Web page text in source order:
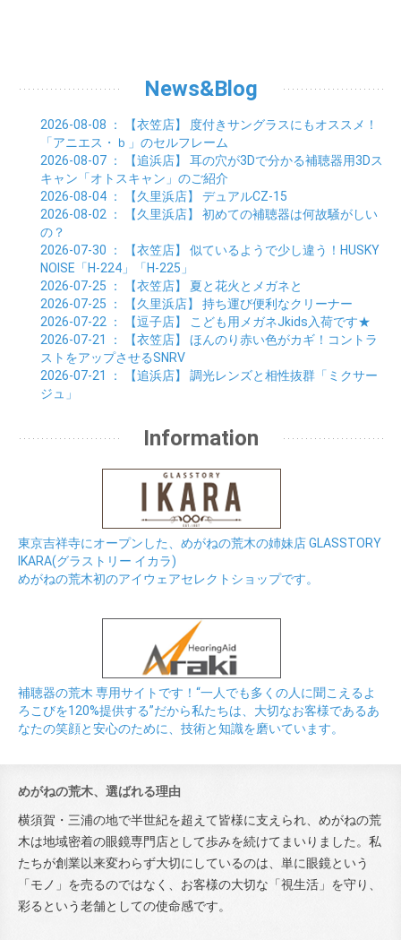
01月 (24)
02月 (20)
01月 (23)
03月 (25)
02月 (30)
01月 (33)
06月 (15)
04月 (9)
03月 (7)
02月 (7)
01月 (9)
News&Blog
2026-08-08 ： 【衣笠店】
度付きサングラスにもオススメ！
「アニエス・ｂ」のセルフレーム
2026-08-07 ： 【追浜店】 耳の穴が3Dで分かる補聴器用3Dス
キャン「オトスキャン」のご紹介
2026-08-04 ： 【久里浜店】 デュアルCZ-15
2026-08-02 ： 【久里浜店】 初めての補聴器は何故騒がしい
の？
2026-07-30 ： 【衣笠店】 似ているようで少し違う！HUSKY
NOISE「H-224」「H-225」
2026-07-25 ： 【衣笠店】 夏と花火とメガネと
2026-07-25 ： 【久里浜店】 持ち運び便利なクリーナー
2026-07-22 ： 【逗子店】
こども用メガネJkids入荷です★
2026-07-21
： 【衣笠店】 ほんのり赤い色がカギ！コントラ
ストをアップさせるSNRV
2026-07-21
： 【追浜店】 調光レンズと相性抜群「ミクサー
ジュ」
Information
東京吉祥寺にオープンした、めがねの荒木の姉妹店 GLASSTORY
IKARA(グラストリー イカラ)
めがねの荒木初のアイウェアセレクトショップです。
補聴器の荒木 専用サイトです！“一人でも多くの人に聞こえるよ
ろこびを120%提供する”だから私たちは、大切なお客様であるあ
なたの笑顔と安心のために、技術と知識を磨いています。
めがねの荒木、選ばれる理由
横須賀・三浦の地で半世紀を超えて皆様に支えられ、めがねの荒
木は地域密着の眼鏡専門店として歩みを続けてまいりました。私
たちが創業以来変わらず大切にしているのは、単に眼鏡という
「モノ」を売るのではなく、お客様の大切な「視生活」を守り、
彩るという老舗としての使命感です。